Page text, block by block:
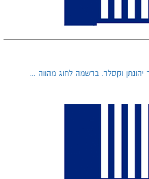
וקסלר. ברשמה לחוג מהווה ...